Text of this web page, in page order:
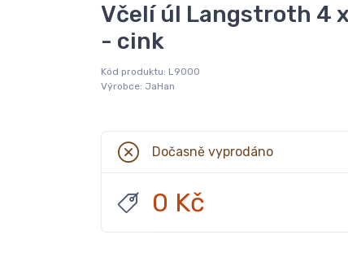
Včelí úl Langstroth 4
- cink
Kód produktu: L9000
Výrobce: JaHan
Dočasně vyprodáno
0 Kč